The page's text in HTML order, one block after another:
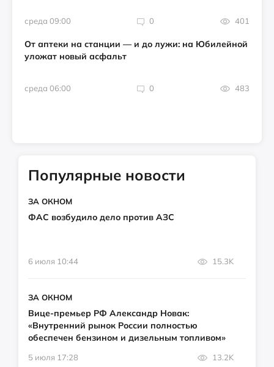
среда 09:00 0 401
От аптеки на станции — и до лужи: на Юбилейной
уложат новый асфальт
среда 06:00 0 483
Популярные новости
ЗА ОКНОМ
ФАС возбудило дело против АЗС
6 июля 10:44 15.3K
ЗА ОКНОМ
Вице-премьер РФ Александр Новак:
«Внутренний рынок России полностью
обеспечен бензином и дизельным топливом»
5 июля 17:28 13.2K